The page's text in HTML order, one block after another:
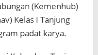
(Kemenhub)
Kelas I Tanjung
padat karya.